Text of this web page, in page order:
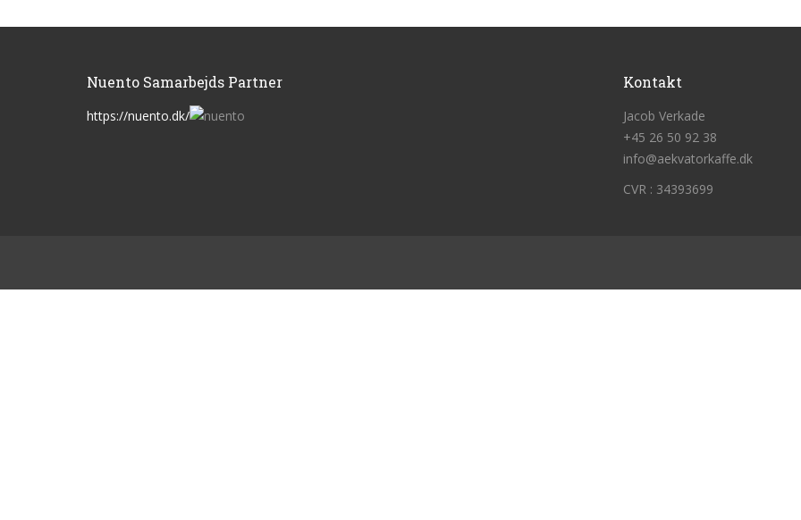
Nuento Samarbejds Partner
https://nuento.dk/
Kontakt
Jacob Verkade
+45 26 50 92 38
info@aekvatorkaffe.dk
CVR : 34393699